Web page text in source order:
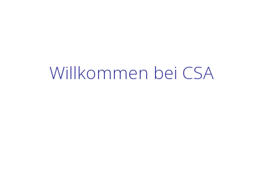
Willkommen bei CSA